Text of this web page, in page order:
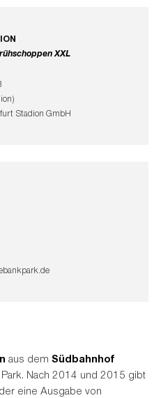
XXL
Stadion GmbH
aus dem Südbahnhof
Nach 2014 und 2015 gibt
eine Ausgabe von